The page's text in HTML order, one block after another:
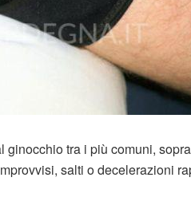
tra i più comuni,
salti o decelerazioni